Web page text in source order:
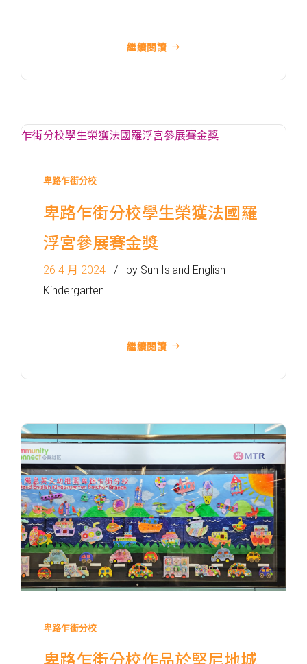
港鐵 西營盤站 (B1 出口)
巴士
18X, 37A, 43A, 101, 101X, 104,
905
小巴
12, 12S, 45A, 45S, 55
電車
東行線 (往筲箕灣方向) - 13E
(西邊街) /
西行線 (往堅尼地城方向) - 86W
(西邊街)
保姆車
堅尼地城, 薄扶林道
繼續閱讀
卑路乍街分校
卑路乍街分校學生榮獲法國羅
浮宮參展賽金獎
26 4 月 2024
by Sun Island English
Kindergarten
繼續閱讀
卑路乍街分校
卑路乍街分校作品於堅尼地城